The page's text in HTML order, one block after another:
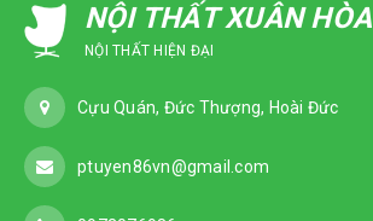
NỘI THẤT XUÂN HÒA
NỘI THẤT HIỆN ĐẠI
Cựu Quán, Đức Thượng, Hoài Đức
ptuyen86vn@gmail.com